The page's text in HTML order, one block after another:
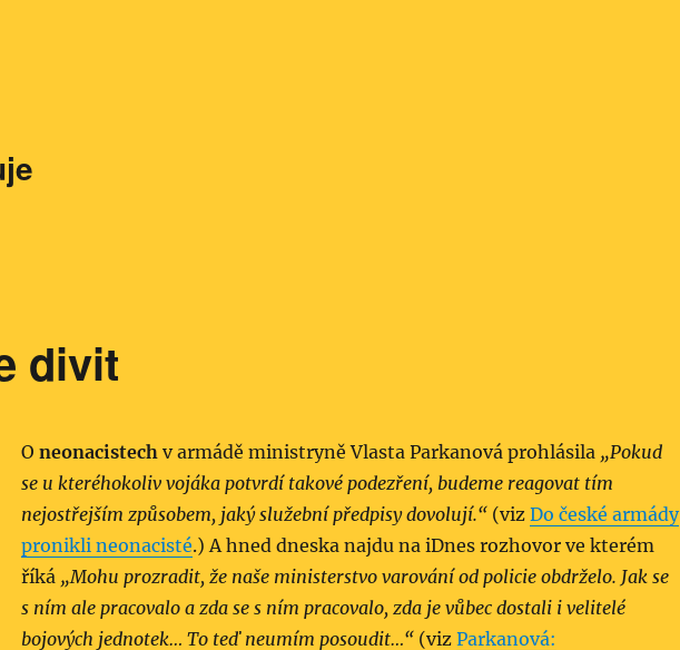
divit
O neonacistechv armádě ministryně Vlasta Parkanová prohlásila „Pokud
se u kteréhokoliv vojáka potvrdí takové podezření, budeme reagovat tím
nejostřejším způsobem, jaký služební předpisy dovolují.“(viz Do české armády
pronikli neonacisté.) A hned dneska najdu na iDnes rozhovor ve kterém
říká „Mohu prozradit, že naše ministerstvo varování od policie obdrželo. Jak se
s ním ale pracovalo a zda se s ním pracovalo, zda je vůbec dostali i velitelé
bojových jednotek… To teď neumím posoudit…“(viz Parkanová: